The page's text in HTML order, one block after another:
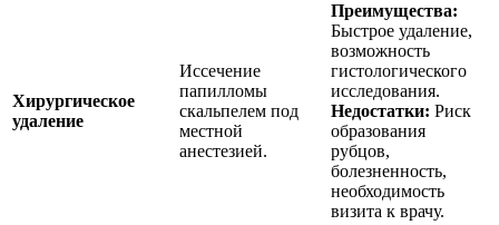
Хирургическое
удаление
Иссечение
папилломы
скальпелем под
местной
анестезией.
Преимущества:
Быстрое удаление,
возможность
гистологического
исследования.
Недостатки: Риск
образования
рубцов,
болезненность,
необходимость
визита к врачу.